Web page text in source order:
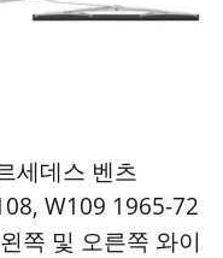
세데스 벤츠
W109 1965-72
쪽 및 오른쪽 와이